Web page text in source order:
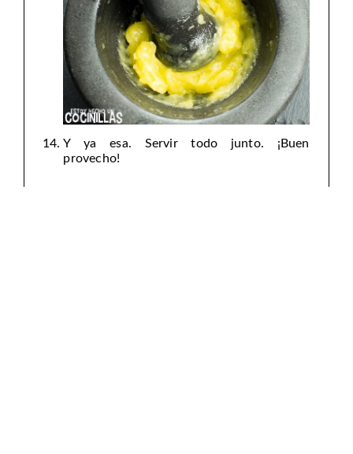
Y ya esa. Servir todo junto. ¡Buen
provecho!